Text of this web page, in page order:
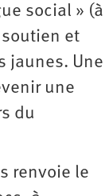
social » (à
et
jaunes. Une
une
du
renvoie le